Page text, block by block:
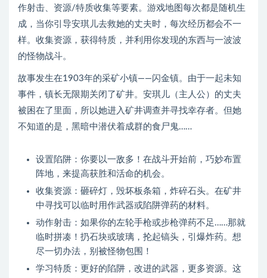
作射击、资源/特质收集等要素。游戏地图每次都是随机生
成，当你引导安琪儿去救她的丈夫时，每次经历都会不一
样。收集资源，获得特质，并利用你发现的东西与一波波
的怪物战斗。
故事发生在1903年的采矿小镇——闪金镇。由于一起未知
事件，镇长无限期关闭了矿井。安琪儿（主人公）的丈夫
被困在了里面，所以她进入矿井调查并寻找幸存者。但她
不知道的是，黑暗中潜伏着成群的食尸鬼……
设置陷阱：你要以一敌多！在战斗开始前，巧妙布置
阵地，来提高获胜和活命的机会。
收集资源：砸碎灯，毁坏板条箱，炸碎石头。在矿井
中寻找可以临时用作武器或陷阱弹药的材料。
动作射击：如果你的左轮手枪或步枪弹药不足……那就
临时拼凑！扔石块或玻璃，抡起镐头，引爆炸药。想
尽一切办法，别被怪物包围！
学习特质：更好的陷阱，改进的武器，更多资源。这